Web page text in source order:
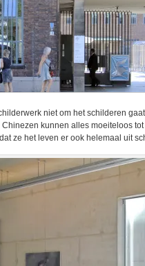
niet om het schilderen
kunnen alles moeiteloos
ze het leven er ook helemaal uit